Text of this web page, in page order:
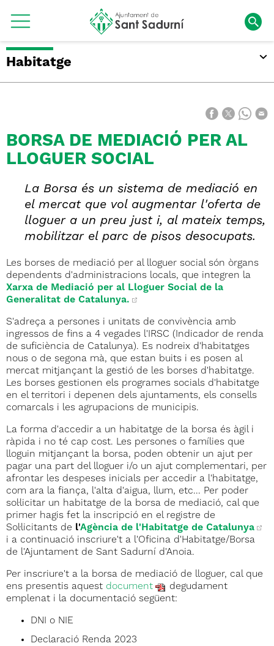
Habitatge
BORSA DE MEDIACIÓ PER AL
LLOGUER SOCIAL
La Borsa és un sistema de mediació en
el mercat que vol augmentar l'oferta de
lloguer a un preu just i, al mateix temps,
mobilitzar el parc de pisos desocupats.
Les borses de mediació per al lloguer social són òrgans
dependents d'administracions locals, que integren la
Xarxa de Mediació per al Lloguer Social de la
Generalitat de Catalunya.
S'adreça a persones i unitats de convivència amb
ingressos de fins a 4 vegades l'IRSC (Indicador de renda
de suficiència de Catalunya). Es nodreix d'habitatges
nous o de segona mà, que estan buits i es posen al
mercat mitjançant la gestió de les borses d'habitatge.
Les borses gestionen els programes socials d'habitatge
en el territori i depenen dels ajuntaments, els consells
comarcals i les agrupacions de municipis.
La forma d'accedir a un habitatge de la borsa és àgil i
ràpida i no té cap cost. Les persones o famílies que
lloguin mitjançant la borsa, poden obtenir un ajut per
pagar una part del lloguer i/o un ajut complementari, per
afrontar les despeses inicials per accedir a l'habitatge,
com ara la fiança, l'alta d'aigua, llum, etc... Per poder
sol·licitar un habitatge de la borsa de mediació, cal que
primer hagis fet la inscripció en el registre de
Sol·licitants de l'Agència de l'Habitatge de Catalunya
i a continuació inscriure't a l'Oficina d'Habitatge/Borsa
de l'Ajuntament de Sant Sadurní d'Anoia.
Per inscriure't a la borsa de mediació de lloguer, cal que
ens presentis aquest document
degudament
emplenat i la documentació següent:
DNI o NIE
Declaració Renda 2023